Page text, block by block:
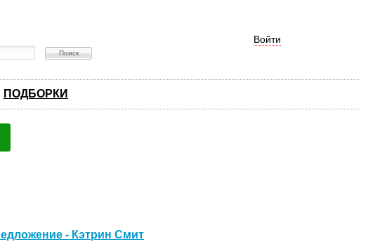
Войти
ПОДБОРКИ
- Кэтрин Смит